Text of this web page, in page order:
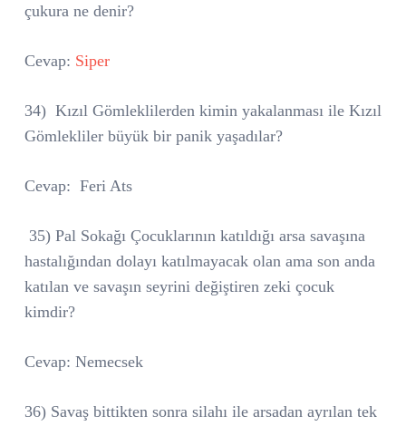
çukura ne denir?
Cevap: Siper
34) Kızıl Gömleklilerden kimin yakalanması ile Kızıl
Gömlekliler büyük bir panik yaşadılar?
Cevap: Feri Ats
35) Pal Sokağı Çocuklarının katıldığı arsa savaşına
hastalığından dolayı katılmayacak olan ama son anda
katılan ve savaşın seyrini değiştiren zeki çocuk
kimdir?
Cevap: Nemecsek
36) Savaş bittikten sonra silahı ile arsadan ayrılan tek